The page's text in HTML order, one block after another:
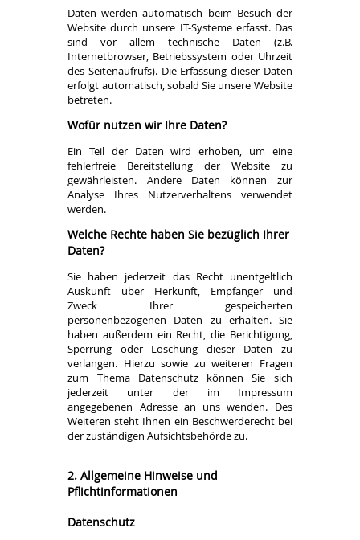
Daten werden automatisch beim Besuch der
Website durch unsere IT-Systeme erfasst. Das
sind vor allem technische Daten (z.B.
Internetbrowser, Betriebssystem oder Uhrzeit
des Seitenaufrufs). Die Erfassung dieser Daten
erfolgt automatisch, sobald Sie unsere Website
betreten.
Wofür nutzen wir Ihre Daten?
Ein Teil der Daten wird erhoben, um eine
fehlerfreie Bereitstellung der Website zu
gewährleisten. Andere Daten können zur
Analyse Ihres Nutzerverhaltens verwendet
werden.
Welche Rechte haben Sie bezüglich Ihrer
Daten?
Sie haben jederzeit das Recht unentgeltlich
Auskunft über Herkunft, Empfänger und
Zweck Ihrer gespeicherten
personenbezogenen Daten zu erhalten. Sie
haben außerdem ein Recht, die Berichtigung,
Sperrung oder Löschung dieser Daten zu
verlangen. Hierzu sowie zu weiteren Fragen
zum Thema Datenschutz können Sie sich
jederzeit unter der im Impressum
angegebenen Adresse an uns wenden. Des
Weiteren steht Ihnen ein Beschwerderecht bei
der zuständigen Aufsichtsbehörde zu.
2. Allgemeine Hinweise und
Pflichtinformationen
Datenschutz